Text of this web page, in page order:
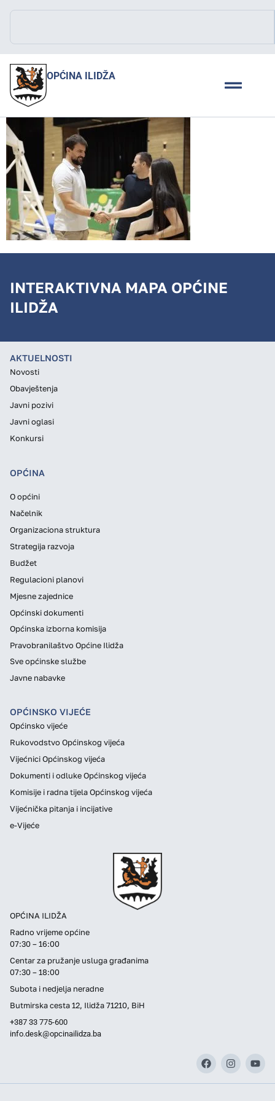
OPĆINA ILIDŽA
INTERAKTIVNA MAPA OPĆINE
ILIDŽA
OPĆINA ILIDŽA
Radno vrijeme općine
07:30 – 16:00
Centar za pružanje usluga građanima
07:30 – 18:00
Subota i nedjelja neradne
Butmirska cesta 12, Ilidža 71210, BiH
+387 33 775-600
info.desk@opcinailidza.ba
AKTUELNOSTI
Novosti
Obavještenja
Javni pozivi
Javni oglasi
Konkursi
OPĆINA
O općini
Načelnik
Organizaciona struktura
Strategija razvoja
Budžet
Regulacioni planovi
Mjesne zajednice
Općinski dokumenti
Općinska izborna komisija
Pravobranilaštvo Općine Ilidža
Sve općinske službe
Javne nabavke
OPĆINSKO VIJEĆE
Općinsko vijeće
Rukovodstvo Općinskog vijeća
Vijećnici Općinskog vijeća
Dokumenti i odluke Općinskog vijeća
Komisije i radna tijela Općinskog vijeća
Vijećnička pitanja i incijative
e-Vijeće